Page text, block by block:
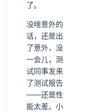
了。
没啥意外的
话，还是出
了意外，没
一会儿，测
试同事发来
了测试报告
——还是性
能太差。小